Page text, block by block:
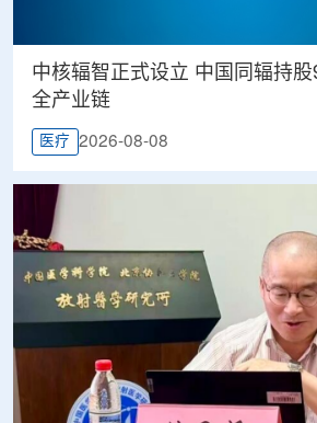
中核辐智正式设立 中国同辐持
全产业链
医疗 2026-08-08